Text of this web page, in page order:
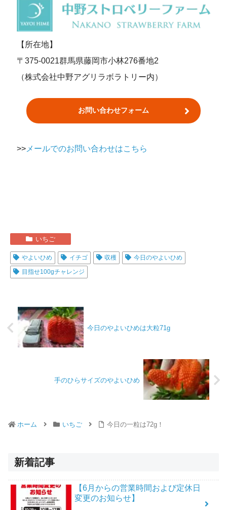
【所在地】
〒375-0021群馬県藤岡市小林276番地2
（株式会社中野アグリラボラトリー内）
お問い合わせフォーム
>>メールでのお問い合わせはこちら
いちご
やよいひめ イチゴ 収穫
今日のやよいひめ
目指せ100gチャレンジ
今日のやよいひめは大粒71g
手のひらサイズのやよいひめ
ホーム いちご 今日の一粒は72g！
新着記事
【6月からの営業時間および定休日
変更のお知らせ】